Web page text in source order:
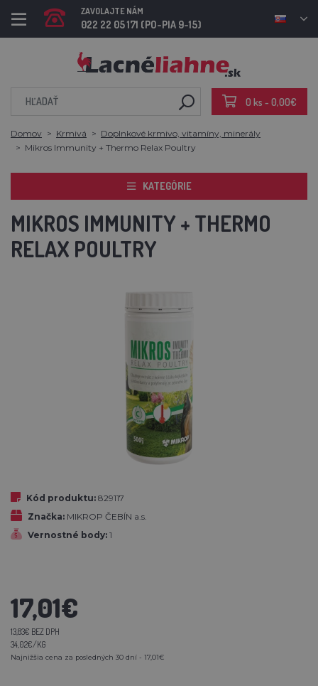
ZAVOLAJTE NÁM
022 22 05 171 (PO-PIA 9-15)
0 ks - 0,00€
Domov Krmivá
Doplnkové krmivo, vitamíny, minerály
Mikros Immunity + Thermo Relax Poultry
KATEGÓRIE
MIKROS IMMUNITY + THERMO
RELAX POULTRY
Kód produktu: 829117
Značka: MIKROP ČEBÍN a.s.
Vernostné body: 1
17,01€
13,83€ BEZ DPH
34,02€/KG
Najnižšia cena za posledných 30 dní - 17,01€